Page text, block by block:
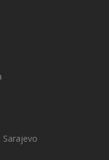
Sarajevo